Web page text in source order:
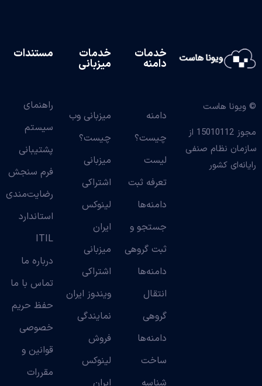
© ویونا هاست
مجوز 15010112 از
سازمان نظام صنفی
رایانه‌ای کشور
خدمات
دامنه
دامنه
چیست؟
لیست
تعرفه ثبت
دامنه‌ها
جستجو و
ثبت گروهی
دامنه‌ها
انتقال
گروهی
دامنه‌ها
ساخت
شناسه
خدمات
میزبانی
میزبانی وب
چیست؟
میزبانی
اشتراکی
لینوکس
ایران
میزبانی
اشتراکی
ویندوز ایران
نمایندگی
فروش
لینوکس
ایران
مستندات
راهنمای
سیستم
پشتیبانی
فرم سنجش
رضایت‌مندی
استاندارد
ITIL
درباره ما
تماس با ما
حفظ حریم
خصوصی
قوانین و
مقررات